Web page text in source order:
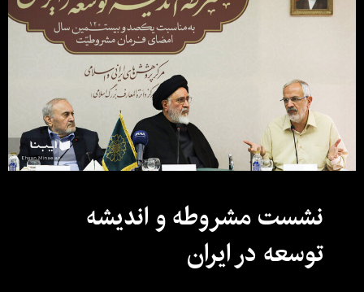
نشست مشروطه و اندیشه
توسعه در ایران